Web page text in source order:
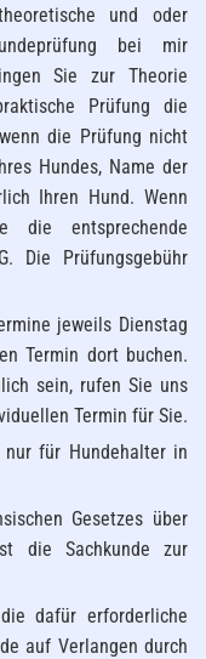
und oder
bei mir
Sie zur Theorie
Prüfung die
die Prüfung nicht
Hundes, Name der
Ihren Hund. Wenn
die entsprechende
Die Prüfungsgebühr
jeweils Dienstag
Termin dort buchen.
sein, rufen Sie uns
Termin für Sie.
nur für Hundehalter in
Gesetzes über
die Sachkunde zur
dafür erforderliche
auf Verlangen durch